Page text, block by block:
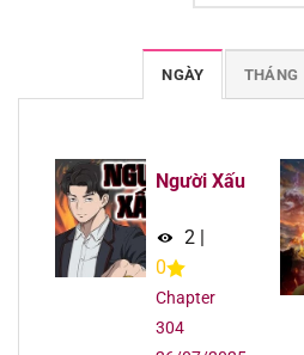
Chapter 513
Chapter 512
NGÀY THÁNG
Người Xấu
2
0
Chapter
304